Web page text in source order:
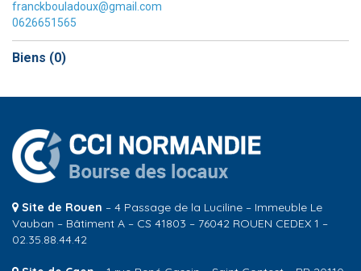
franckbouladoux@gmail.com
0626651565
Biens (0)
Site de Rouen – 4 Passage de la Luciline – Immeuble Le
Vauban – Bâtiment A – CS 41803 – 76042 ROUEN CEDEX 1 –
02.35.88.44.42